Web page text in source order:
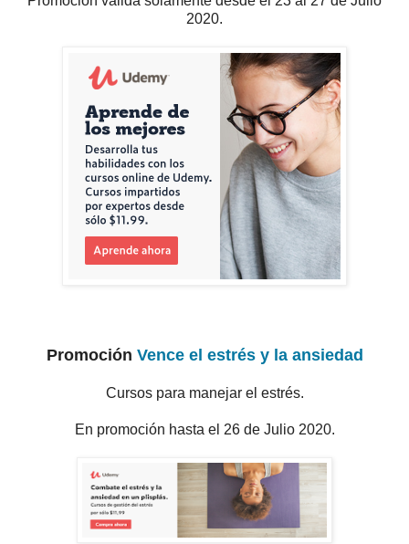
2020.
Promoción Vence el estrés y la ansiedad
Cursos para manejar el estrés.
En promoción hasta el 26 de Julio 2020.